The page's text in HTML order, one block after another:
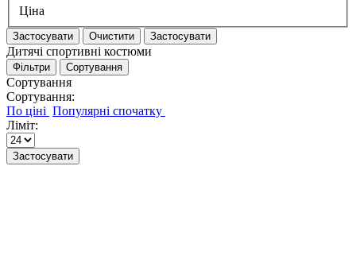
Ціна
Застосувати Очистити Застосувати
Дитячі спортивні костюми
Фільтри Сортування
Сортування
Сортування:
Ліміт:
Застосувати